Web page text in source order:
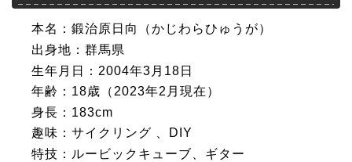
本名：鍛治原日向（かじわらひゅうが）
出身地：群馬県
生年月日：2004年3月18日
年齢：18歳（2023年2月現在）
身長：183cm
趣味：サイクリング 、DIY
特技：ルービックキューブ、ギター